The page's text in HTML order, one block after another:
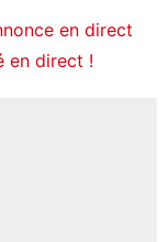
en direct
en direct !